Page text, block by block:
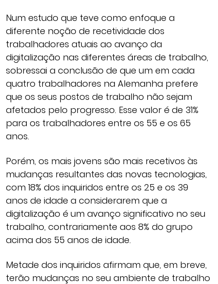
Num estudo que teve como enfoque a
diferente noção de recetividade dos
trabalhadores atuais ao avanço da
digitalização nas diferentes áreas de trabalho,
sobressai a conclusão de que um em cada
quatro trabalhadores na Alemanha prefere
que os seus postos de trabalho não sejam
afetados pelo progresso. Esse valor é de 31%
para os trabalhadores entre os 55 e os 65
anos.
Porém, os mais jovens são mais recetivos às
mudanças resultantes das novas tecnologias,
com 18% dos inquiridos entre os 25 e os 39
anos de idade a considerarem que a
digitalização é um avanço significativo no seu
trabalho, contrariamente aos 8% do grupo
acima dos 55 anos de idade.
Metade dos inquiridos afirmam que, em breve,
terão mudanças no seu ambiente de trabalho